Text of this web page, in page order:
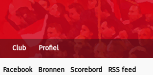
Club Profiel
Facebook Bronnen Scorebord RSS feed